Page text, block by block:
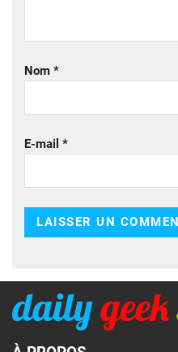
Nom *
E-mail *